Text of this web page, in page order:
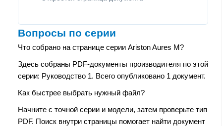
Вопросы по серии
Что собрано на странице серии Ariston Aures M?
Здесь собраны PDF-документы производителя по этой
серии: Руководство 1. Всего опубликовано 1 документ.
Как быстрее выбрать нужный файл?
Начните с точной серии и модели, затем проверьте тип
PDF. Поиск внутри страницы помогает найти документ